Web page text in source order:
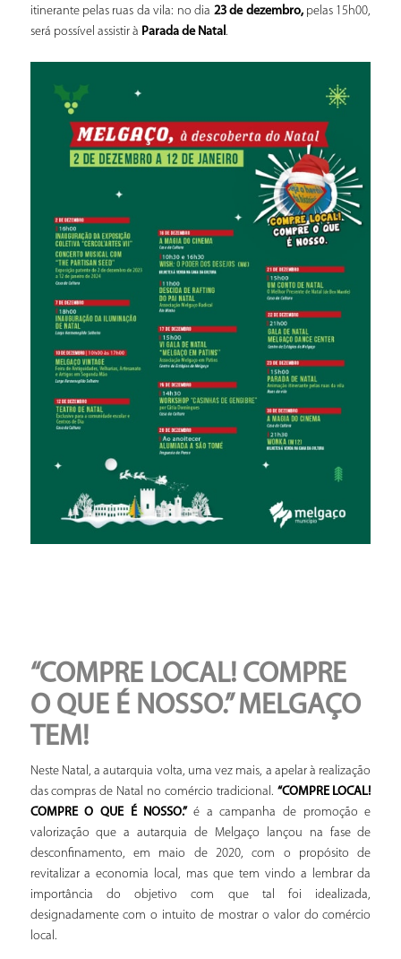
itinerante pelas ruas da vila: no dia 23 de dezembro,pelas 15h00,
será possível assistir à Parada de Natal .
“COMPRE LOCAL! COMPRE
O QUE É NOSSO.” MELGAÇO
TEM!
Neste Natal, a autarquia volta, uma vez mais, a apelar à realização
das compras de Natal no comércio tradicional. “COMPRE LOCAL!
COMPRE O QUE É NOSSO.” é a campanha de promoção e
valorização que a autarquia de Melgaço lançou na fase de
desconfinamento, em maio de 2020, com o propósito de
revitalizar a economia local, mas que tem vindo a lembrar da
importância do objetivo com que tal foi idealizada,
designadamente com o intuito de mostrar o valor do comércio
local.